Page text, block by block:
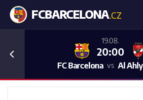
FCBARCELONA.CZ
19.08.
20:00
FC Barcelona vs Al Ahly
Previous